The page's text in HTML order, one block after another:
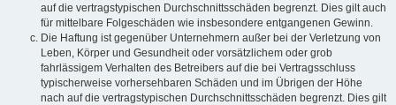
auf die vertragstypischen Durchschnittsschäden begrenzt. Dies gilt auch
für mittelbare Folgeschäden wie insbesondere entgangenen Gewinn.
Die Haftung ist gegenüber Unternehmern außer bei der Verletzung von
Leben, Körper und Gesundheit oder vorsätzlichem oder grob
fahrlässigem Verhalten des Betreibers auf die bei Vertragsschluss
typischerweise vorhersehbaren Schäden und im Übrigen der Höhe
nach auf die vertragstypischen Durchschnittsschäden begrenzt. Dies gilt